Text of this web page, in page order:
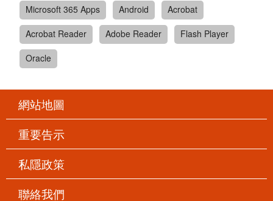
Microsoft 365 Apps
Android
Acrobat
Acrobat Reader
Adobe Reader
Flash Player
Oracle
網站地圖
重要告示
私隱政策
聯絡我們